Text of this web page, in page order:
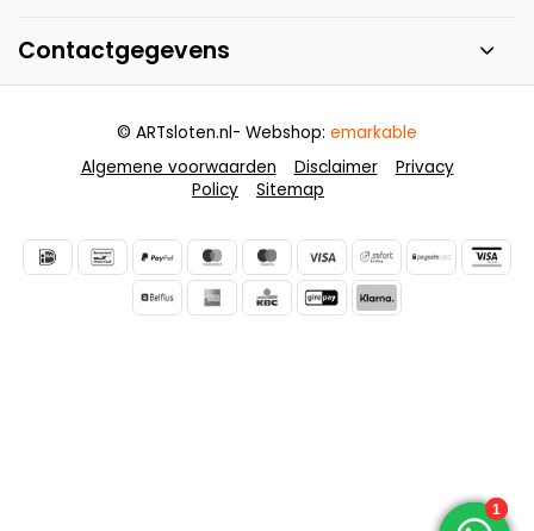
Contactgegevens
Algemene voorwaarden Disclaimer
Privacy
Policy
Sitemap
© ARTsloten.nl- Webshop: emarkable